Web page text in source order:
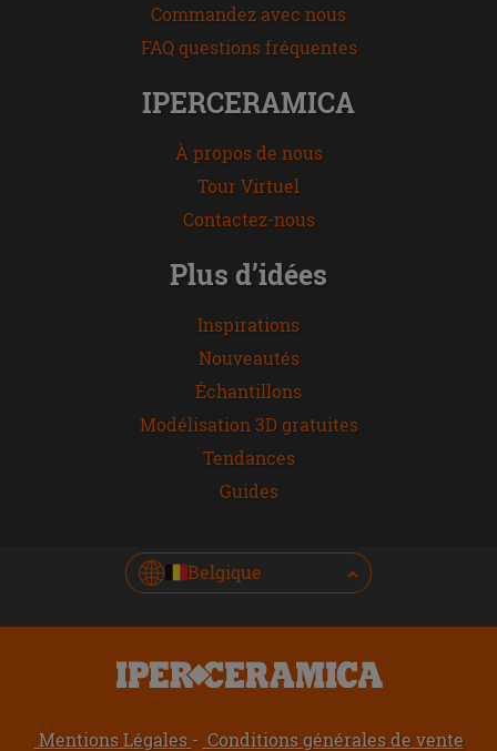
Commandez avec nous
FAQ questions fréquentes
IPERCERAMICA
À propos de nous
Tour Virtuel
Contactez-nous
Plus d’idées
Inspirations
Nouveautés
Échantillons
Modélisation 3D gratuites
Tendances
Guides
Belgique
Mentions Légales
Conditions générales de vente